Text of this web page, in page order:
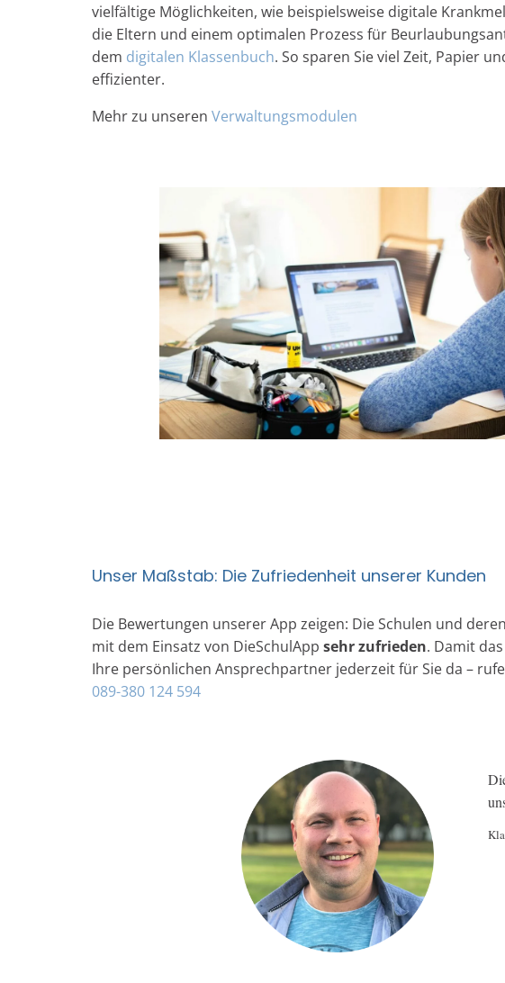
vielfältige Möglichkeiten, wie beispielsweise digitale
die Eltern und einem optimalen Prozess für
dem digitalen Klassenbuch. So sparen Sie viel Zeit, Papier
effizienter.
Mehr zu unseren Verwaltungsmodulen
Unser Maßstab: Die Zufriedenheit unserer Kunden
Die Bewertungen unserer App zeigen: Die Schulen und
mit dem Einsatz von DieSchulApp sehr zufrieden. Damit
Ihre persönlichen Ansprechpartner jederzeit für Sie da –
089-380 124 594